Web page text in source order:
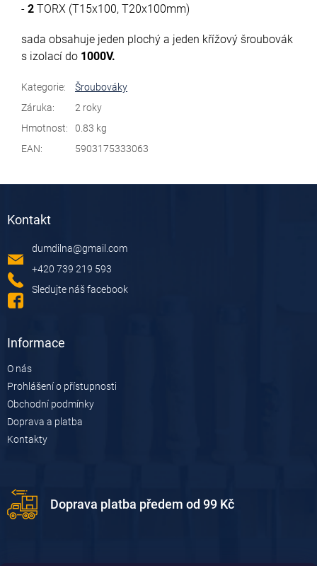
- 2 TORX (T15x100, T20x100mm)
sada obsahuje jeden plochý a jeden křížový šroubovák
s izolací do 1000V.
Kategorie:
Šroubováky
Záruka:
2 roky
Hmotnost:
0.83 kg
EAN: 5903175333063
Kontakt
dumdilna@gmail.com
+420 739 219 593
Sledujte náš facebook
Informace
O nás
Prohlášení o přístupnosti
Obchodní podmínky
Doprava a platba
Kontakty
Doprava platba předem od 99 Kč